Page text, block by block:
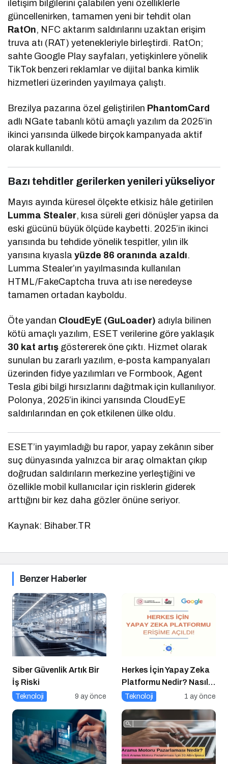
iletişim bilgilerini çalabilen yeni özelliklerle
güncellenirken, tamamen yeni bir tehdit olan
RatOn, NFC aktarım saldırılarını uzaktan erişim
truva atı (RAT) yetenekleriyle birleştirdi. RatOn;
sahte Google Play sayfaları, yetişkinlere yönelik
TikTok benzeri reklamlar ve dijital banka kimlik
hizmetleri üzerinden yayılmaya çalıştı.
Brezilya pazarına özel geliştirilen PhantomCard
adlı NGate tabanlı kötü amaçlı yazılım da 2025’in
ikinci yarısında ülkede birçok kampanyada aktif
olarak kullanıldı.
Bazı tehditler gerilerken yenileri yükseliyor
Mayıs ayında küresel ölçekte etkisiz hâle getirilen
Lumma Stealer, kısa süreli geri dönüşler yapsa da
eski gücünü büyük ölçüde kaybetti. 2025’in ikinci
yarısında bu tehdide yönelik tespitler, yılın ilk
yarısına kıyaslayüzde 86 oranında azaldı.
Lumma Stealer’ın yayılmasında kullanılan
HTML/FakeCaptcha truva atı ise neredeyse
tamamen ortadan kayboldu.
Öte yandan CloudEyE (GuLoader) adıyla bilinen
kötü amaçlı yazılım, ESET verilerine göre yaklaşık
30 kat artış göstererek öne çıktı. Hizmet olarak
sunulan bu zararlı yazılım, e-posta kampanyaları
üzerinden fidye yazılımları ve Formbook, Agent
Tesla gibi bilgi hırsızlarını dağıtmak için kullanılıyor.
Polonya, 2025’in ikinci yarısında CloudEyE
saldırılarından en çok etkilenen ülke oldu.
ESET’in yayımladığı bu rapor, yapay zekânın siber
suç dünyasında yalnızca bir araç olmaktan çıkıp
doğrudan saldırıların merkezine yerleştiğini ve
özellikle mobil kullanıcılar için risklerin giderek
arttığını bir kez daha gözler önüne seriyor.
Kaynak: Bihaber.TR
Benzer Haberler
Siber Güvenlik Artık Bir
İş Riski
Teknoloji 9 ay önce
Herkes İçin Yapay Zeka
Platformu Nedir? Nasıl
Kullanılır?
Teknoloji 1 ay önce